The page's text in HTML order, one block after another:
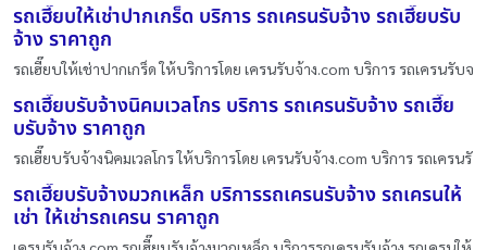
รถเฮี๊ยบให้เช่าปากเกร็ด บริการ รถเครนรับจ้าง รถเฮี๊ยบรับ
จ้าง ราคาถูก
รถเฮี๊ยบให้เช่าปากเกร็ด ให้บริการโดย เครนรับจ้าง.com บริการ รถเครนรับจ
รถเฮี๊ยบรับจ้างนิคมเวลโกร บริการ รถเครนรับจ้าง รถเฮี๊ย
บรับจ้าง ราคาถูก
รถเฮี๊ยบรับจ้างนิคมเวลโกร ให้บริการโดย เครนรับจ้าง.com บริการ รถเครนรั
รถเฮี๊ยบรับจ้างมวกเหล็ก บริการรถเครนรับจ้าง รถเครนให้
เช่า ให้เช่ารถเครน ราคาถูก